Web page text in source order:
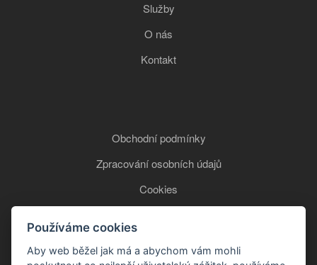
Služby
O nás
Kontakt
Obchodní podmínky
Zpracování osobních údajů
Cookies
+420 777 850 465
Používáme cookies
Aby web běžel jak má a abychom vám mohli